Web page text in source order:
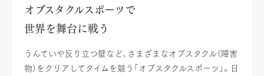
オブスタクルスポーツで
世界を舞台に戦う
うんていや反り立つ壁など、さまざまなオブスタクル（障害
物）をクリアしてタイムを競う「オブスタクルスポーツ」。日